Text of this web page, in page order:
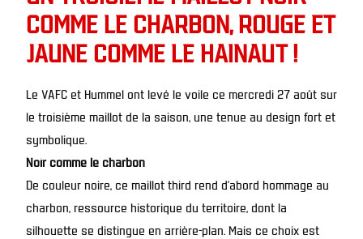
COMME LE CHARBON, ROUGE ET
JAUNE COMME LE HAINAUT !
Le VAFC et Hummel ont levé le voile ce mercredi 27 août sur
le troisième maillot de la saison, une tenue au design fort et
symbolique.
Noir comme le charbon
De couleur noire, ce maillot third rend d’abord hommage au
charbon, ressource historique du territoire, dont la
silhouette se distingue en arrière-plan. Mais ce choix est